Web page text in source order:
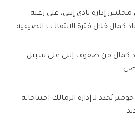
إدارة نادي إنبي، على رغبة
كمال خلال فترة الانتقالات الصيفية.
كمال من صفوف إنبي على سبيل
جوميز يُحدد لـ إدارة الزمالك احتياجاته